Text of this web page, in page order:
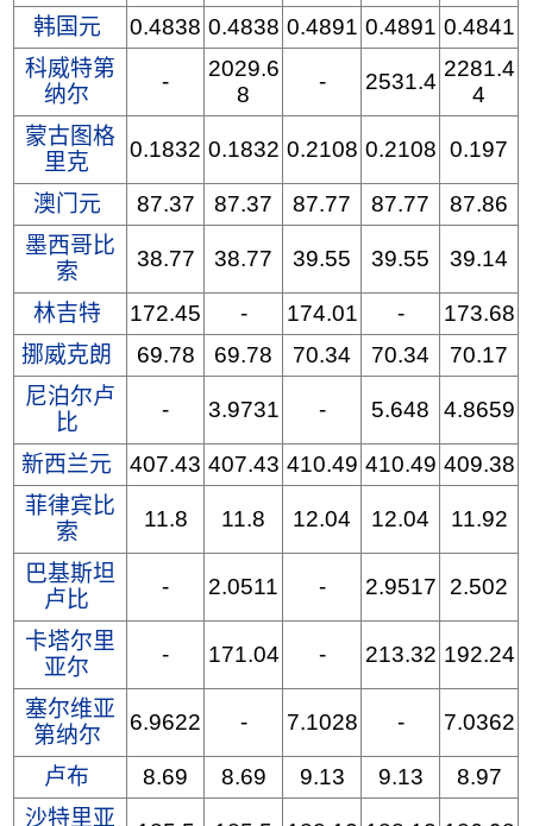
韩国元 0.4838 0.4838 0.4891 0.4891 0.4841
科威特第
纳尔
-
2029.6
8
- 2531.4
2281.4
4
蒙古图格
里克
0.1832 0.1832 0.2108 0.2108 0.197
澳门元 87.37 87.37 87.77 87.77
87.86
墨西哥比
索
38.77 38.77 39.55 39.55 39.14
林吉特 172.45 - 174.01 -
173.68
挪威克朗
69.78 69.78 70.34 70.34
70.17
尼泊尔卢
比
- 3.9731 - 5.648 4.8659
新西兰元 407.43 407.43 410.49 410.49 409.38
菲律宾比
索
11.8 11.8 12.04 12.04 11.92
巴基斯坦
卢比
- 2.0511 - 2.9517 2.502
卡塔尔里
亚尔
- 171.04 - 213.32 192.24
塞尔维亚
第纳尔
6.9622 - 7.1028 - 7.0362
卢布 8.69 8.69 9.13 9.13
8.97
沙特里亚